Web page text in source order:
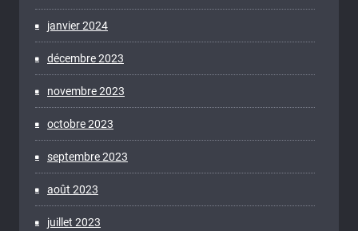
janvier 2024
décembre 2023
novembre 2023
octobre 2023
septembre 2023
août 2023
juillet 2023